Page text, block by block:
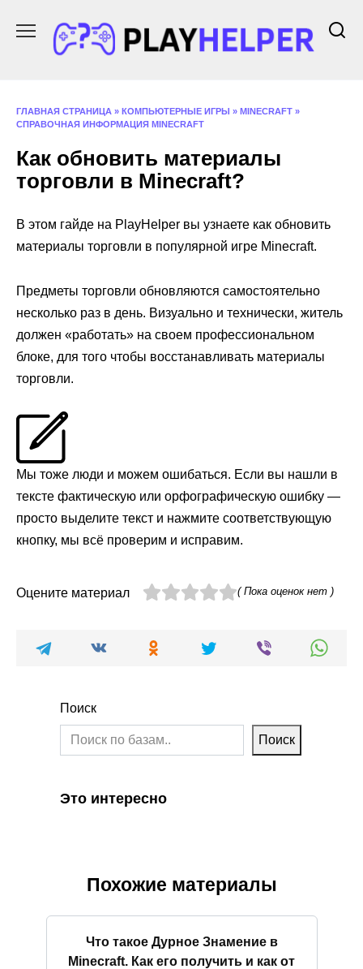
содержанию
ГЛАВНАЯ СТРАНИЦА » КОМПЬЮТЕРНЫЕ ИГРЫ » MINECRAFT »
СПРАВОЧНАЯ ИНФОРМАЦИЯ MINECRAFT
Как обновить материалы
торговли в Minecraft?
В этом гайде на PlayHelper вы узнаете как обновить
материалы торговли в популярной игре Minecraft.
Предметы торговли обновляются самостоятельно
несколько раз в день. Визуально и технически, житель
должен «работать» на своем профессиональном
блоке, для того чтобы восстанавливать материалы
торговли.
Мы тоже люди и можем ошибаться. Если вы нашли в
тексте фактическую или орфографическую ошибку —
просто выделите текст и нажмите соответствующую
кнопку, мы всё проверим и исправим.
Оцените материал ( Пока оценок нет )
Поиск
Поиск
Это интересно
Похожие материалы
Что такое Дурное Знамение в
Minecraft. Как его получить и как от